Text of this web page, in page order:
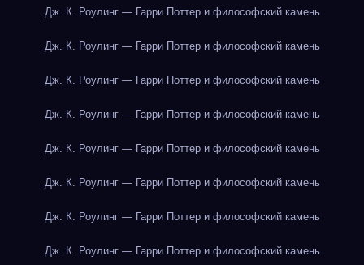
Дж. К. Роулинг — Гарри Поттер и философский камень
Дж. К. Роулинг — Гарри Поттер и философский камень
Дж. К. Роулинг — Гарри Поттер и философский камень
Дж. К. Роулинг — Гарри Поттер и философский камень
Дж. К. Роулинг — Гарри Поттер и философский камень
Дж. К. Роулинг — Гарри Поттер и философский камень
Дж. К. Роулинг — Гарри Поттер и философский камень
Дж. К. Роулинг — Гарри Поттер и философский камень